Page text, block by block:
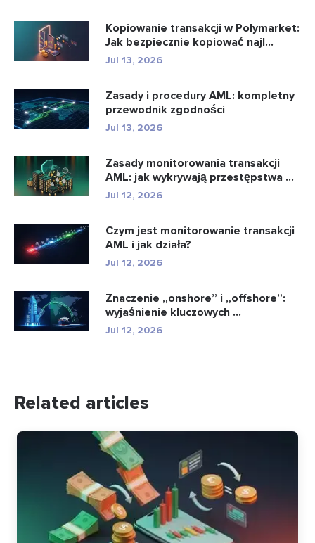
Kopiowanie transakcji w Polymarket:
Jak bezpiecznie kopiować najl...
Jul 13, 2026
Zasady i procedury AML: kompletny
przewodnik zgodności
Jul 13, 2026
Zasady monitorowania transakcji
AML: jak wykrywają przestępstwa ...
Jul 12, 2026
Czym jest monitorowanie transakcji
AML i jak działa?
Jul 12, 2026
Znaczenie „onshore” i „offshore”:
wyjaśnienie kluczowych ...
Jul 12, 2026
Related articles